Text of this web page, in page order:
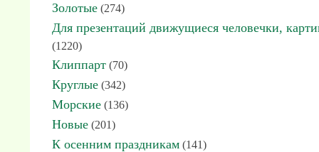
Золотые (274)
Для презентаций движущиеся человечки,
(1220)
Клиппарт (70)
Круглые (342)
Морские (136)
Новые (201)
К осенним праздникам (141)